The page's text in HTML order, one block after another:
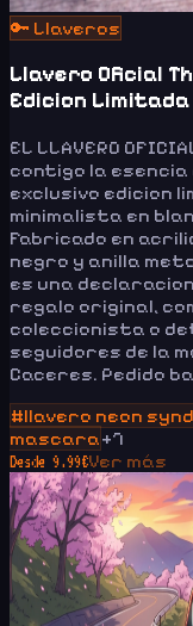
🔑 Llaveros
Llavero Oficial
Edicion Limitada
EL LLAVERO
contigo la
exclusivo edicion
minimalista en
Fabricado en
negro y anilla
es una
regalo original,
coleccionista o
seguidores de la
Caceres. Pedido
#llavero neon
mascara+7
Desde 9.99€Ver más